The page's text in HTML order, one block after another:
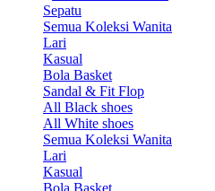
Sepatu
Semua Koleksi Wanita
Lari
Kasual
Bola Basket
Sandal & Fit Flop
All Black shoes
All White shoes
Semua Koleksi Wanita
Lari
Kasual
Bola Basket